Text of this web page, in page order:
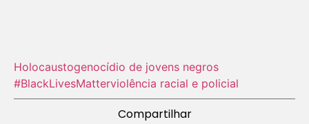
Holocausto‬genocídio de jovens negros
#BlackLivesMatterviolência racial e policial
Compartilhar